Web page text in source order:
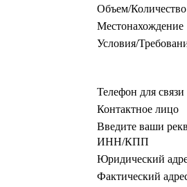
Объем/Количество
Местонахождение
Условия/
Телефон для связи
Контактное лицо
Введите ваши
ИНН/КПП
Юридический
Фактический